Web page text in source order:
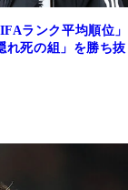
ランク平均順位」
れ死の組」を勝ち抜